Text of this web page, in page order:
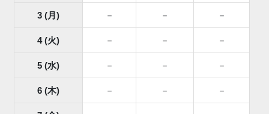
3 (月) － － －
4 (火) － － －
5 (水) － － －
6 (木) － － －